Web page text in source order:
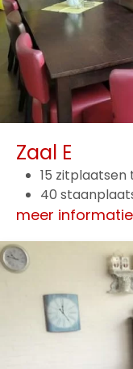
Zaal E
15 zitplaatsen
40
meer informatie